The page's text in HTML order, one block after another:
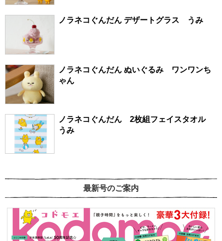
ノラネコぐんだん デザートグラス うみ
ノラネコぐんだん ぬいぐるみ ワンワンち
ゃん
ノラネコぐんだん 2枚組フェイスタオル
うみ
最新号のご案内